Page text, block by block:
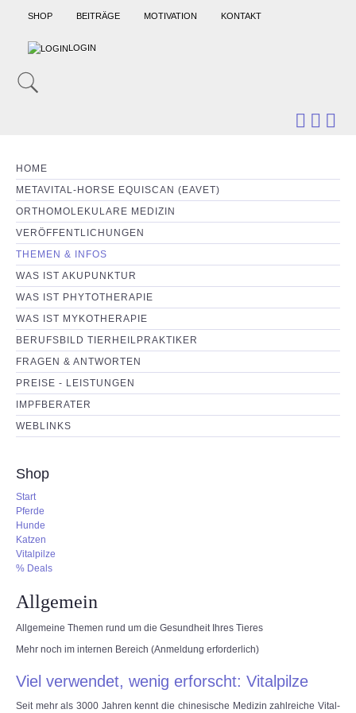
SHOP BEITRÄGE MOTIVATION KONTAKT
LOGIN
HOME
METAVITAL-HORSE EQUISCAN (EAVET)
ORTHOMOLEKULARE MEDIZIN
VERÖFFENTLICHUNGEN
THEMEN & INFOS
WAS IST AKUPUNKTUR
WAS IST PHYTOTHERAPIE
WAS IST MYKOTHERAPIE
BERUFSBILD TIERHEILPRAKTIKER
FRAGEN & ANTWORTEN
PREISE - LEISTUNGEN
IMPFBERATER
WEBLINKS
Shop
Start
Pferde
Hunde
Katzen
Vitalpilze
% Deals
Allgemein
Allgemeine Themen rund um die Gesundheit Ihres Tieres
Mehr noch im internen Bereich (Anmeldung erforderlich)
Viel verwendet, wenig erforscht: Vitalpilze
Seit mehr als 3000 Jahren kennt die chinesische Medizin zahlreiche Vital-